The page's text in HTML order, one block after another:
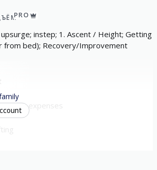
PRO
instep; 1. Ascent / Height; Getting
from bed); Recovery/Improvement
expenses